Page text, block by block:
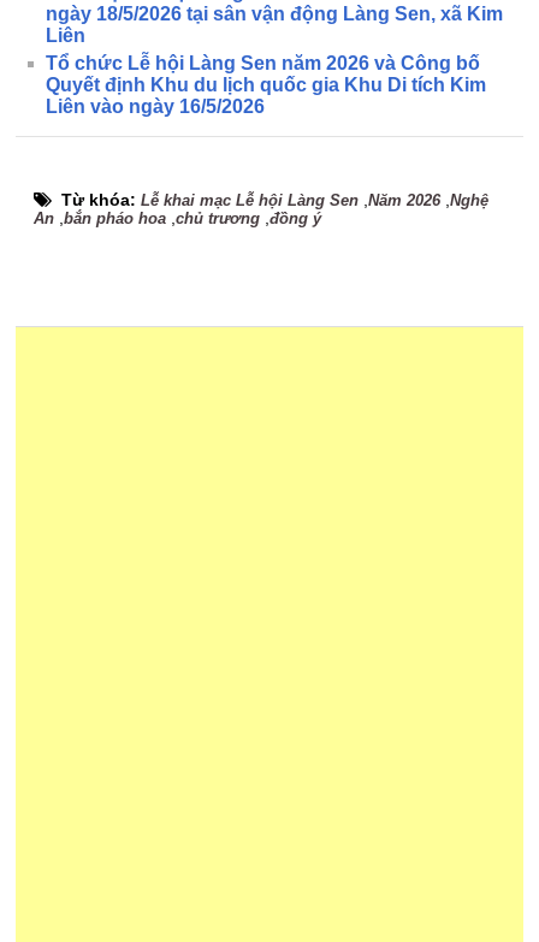
ngày 18/5/2026 tại sân vận động Làng Sen, xã Kim
Liên
Tổ chức Lễ hội Làng Sen năm 2026 và Công bố
Quyết định Khu du lịch quốc gia Khu Di tích Kim
Liên vào ngày 16/5/2026
Từ khóa:Lễ khai mạc Lễ hội Làng Sen ,Năm 2026,Nghệ
An ,bắn pháo hoa ,chủ trương ,đồng ý